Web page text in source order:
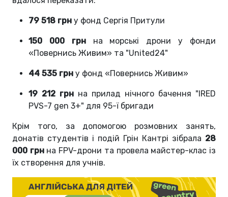
79 518 грн у фонд Сергія Притули
150 000 грн на морські дрони у фонди
«Повернись Живим» та "United24"
44 535 грн у фонд «Повернись Живим»
19 212 грн на прилад нічного бачення "IRED
PVS-7 gen 3+" для 95-ї бригади
Крім того, за допомогою розмовних занять,
донатів студентів і подій Грін Кантрі зібрала 28
000 грн на FPV-дрони та провела майстер-клас із
їх створення для учнів.